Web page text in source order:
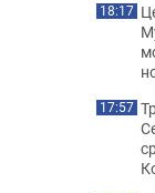
18:17
17:57